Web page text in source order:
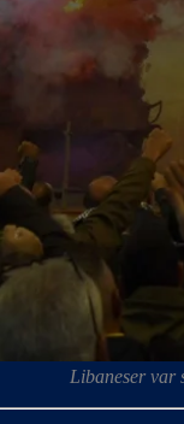
Libaneser var